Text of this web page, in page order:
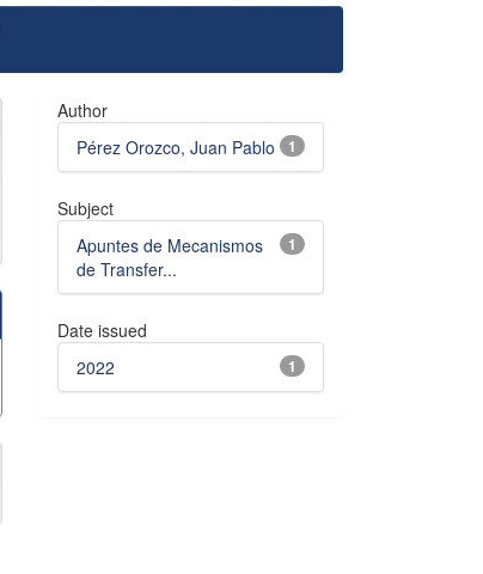
Author
1
Pérez Orozco, Juan Pablo
Subject
1
Apuntes de Mecanismos
de Transfer...
Date issued
1
2022